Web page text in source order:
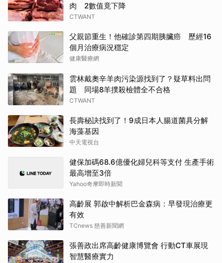
肉 2數值竟下降
CTWANT
父親節重生！他確診第四期胰臟癌 歷經16
個月治療病況穩定
健康醫療網
雲林戴奧辛羊肉污染源找到了？疑草料出問
題 同場8羊撲殺檢體全不合格
CTWANT
長壽秘訣找到了！9成日本人腸道菌具分解
海藻基因
中天電視台
健保加碼68.6億優化婦兒科等支付 生產手術
最高增至3倍
Yahoo奇摩即時新聞
高齡展 郭啟中解析巴金森病：早發現治療更
有效
TCnews 慈善新聞網
張善政出席高齡健康博覽會 行動CT車展現
智慧醫療實力